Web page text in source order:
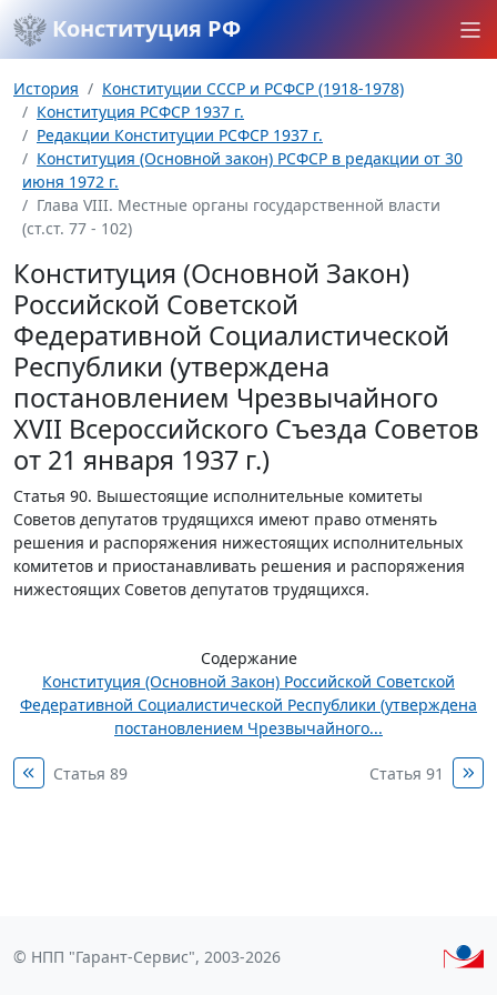
Конституция РФ
История
Конституции СССР и РСФСР (1918-1978)
Конституция РСФСР 1937 г.
Редакции Конституции РСФСР 1937 г.
Конституция (Основной закон) РСФСР в редакции от 30
июня 1972 г.
Глава VIII. Местные органы государственной власти
(ст.ст. 77 - 102)
Конституция (Основной Закон)
Российской Советской
Федеративной Социалистической
Республики (утверждена
постановлением Чрезвычайного
XVII Всероссийского Съезда Советов
от 21 января 1937 г.)
Статья 90. Вышестоящие исполнительные комитеты
Советов депутатов трудящихся имеют право отменять
решения и распоряжения нижестоящих исполнительных
комитетов и приостанавливать решения и распоряжения
нижестоящих Советов депутатов трудящихся.
Содержание
Конституция (Основной Закон) Российской Советской
Федеративной Социалистической Республики (утверждена
постановлением Чрезвычайного...
Статья 89 Статья 91
© НПП "Гарант-Сервис", 2003-2026